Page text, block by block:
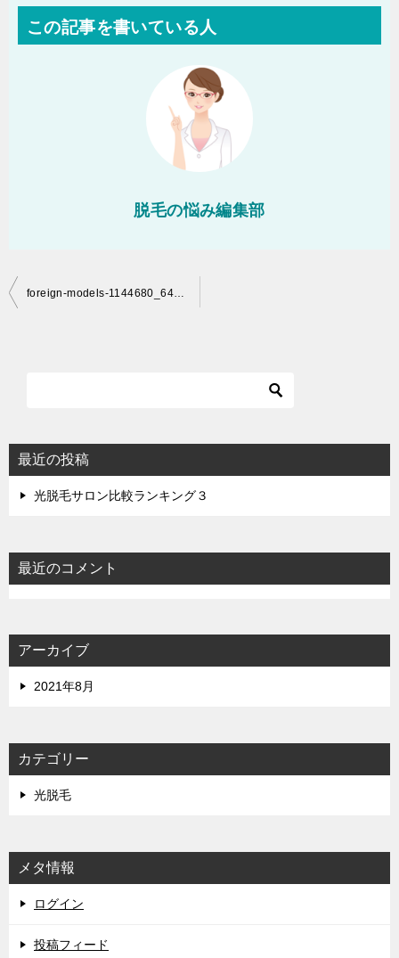
この記事を書いている人
脱毛の悩み編集部
投
シ
ョ
foreign-models-1144680_640-1
最近の投稿
光脱毛サロン比較ランキング３
最近のコメント
アーカイブ
2021年8月
カテゴリー
光脱毛
メタ情報
ログイン
投稿フィード